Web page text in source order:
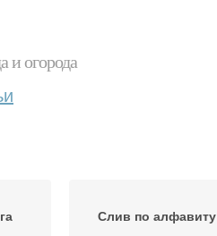
и огорода
Слив по алфавиту